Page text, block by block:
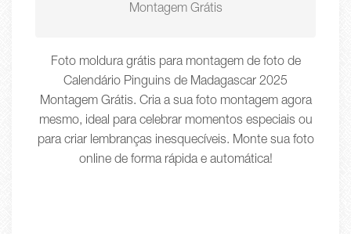
Montagem Grátis
Foto moldura grátis para montagem de foto de
Calendário Pinguins de Madagascar 2025
Montagem Grátis. Cria a sua foto montagem agora
mesmo, ideal para celebrar momentos especiais ou
para criar lembranças inesquecíveis. Monte sua foto
online de forma rápida e automática!